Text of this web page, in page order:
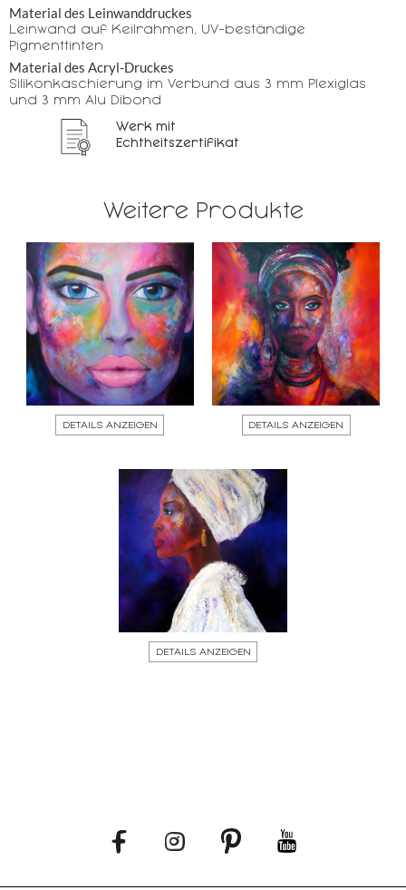
Material des Leinwanddruckes
Leinwand auf Keilrahmen, UV-beständige
Pigmenttinten
Material des Acryl-Druckes
Silikonkaschierung im Verbund aus 3 mm Plexiglas
und 3 mm Alu Dibond
Werk mit
Echtheitszertifikat
Weitere Produkte
DETAILS ANZEIGEN DETAILS ANZEIGEN
DETAILS ANZEIGEN